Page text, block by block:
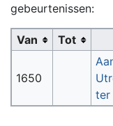
gebeurtenissen:
Van Tot
1650
ter